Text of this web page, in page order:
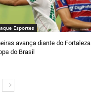
Esportes
avança diante do Fortaleza
do Brasil